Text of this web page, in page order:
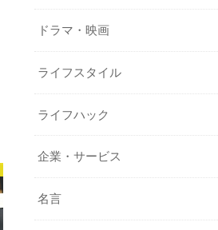
ドラマ・映画
ライフスタイル
ライフハック
企業・サービス
名言